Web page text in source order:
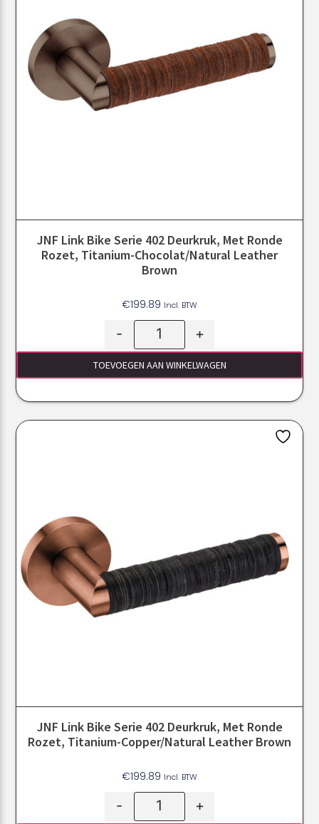
JNF Link Bike Serie 402 Deurkruk, Met Ronde
Rozet, Titanium-Chocolat/Natural Leather
Brown
€199.89 Incl. BTW
- +
TOEVOEGEN AAN WINKELWAGEN
JNF Link Bike Serie 402 Deurkruk, Met Ronde
Rozet, Titanium-Copper/Natural Leather Brown
€199.89 Incl. BTW
- +